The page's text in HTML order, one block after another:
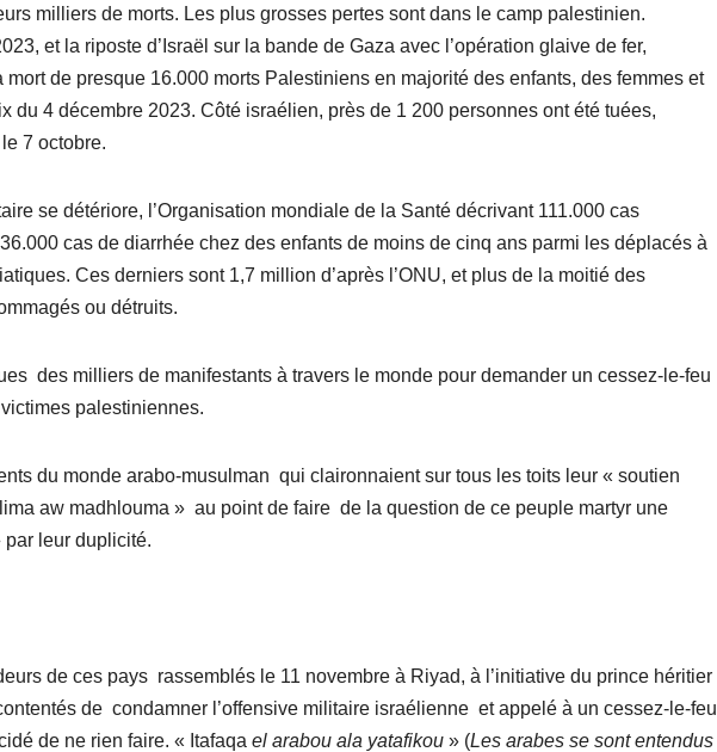
milliers de morts. Les plus grosses pertes sont dans le camp palestinien.
et la riposte d’Israël sur la bande de Gaza avec l’opération glaive de fer,
de presque 16.000 morts Palestiniens en majorité des enfants, des femmes et
du 4 décembre 2023. Côté israélien, près de 1 200 personnes ont été tuées,
7 octobre.
se détériore, l’Organisation mondiale de la Santé décrivant 111.000 cas
cas de diarrhée chez des enfants de moins de cinq ans parmi les déplacés à
Ces derniers sont 1,7 million d’après l’ONU, et plus de la moitié des
ou détruits.
des milliers de manifestants à travers le monde pour demander un cessez-le-feu
palestiniennes.
du monde arabo-musulman qui claironnaient sur tous les toits leur « soutien
aw madhlouma » au point de faire de la question de ce peuple martyr une
par leur duplicité.
de ces pays rassemblés le 11 novembre à Riyad, à l’initiative du prince héritier
de condamner l’offensive militaire israélienne et appelé à un cessez-le-feu
de ne rien faire. « Itafaqa el arabou ala yatafikou » (Les arabes se sont entendus